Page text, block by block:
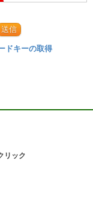
送信
ドキーの取得
リック